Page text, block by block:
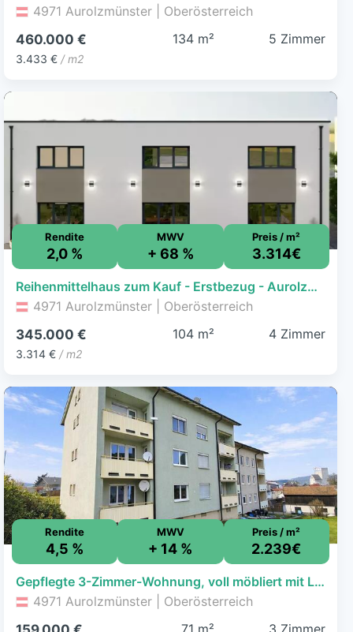
4971 Aurolzmünster | Oberösterreich
460.000 €
3.433 € / m2
134 m² 5 Zimmer
Rendite
2,0 %
MWV
+ 68 %
Preis / m²
3.314€
Reihenmittelhaus zum Kauf - Erstbezug - Aurolzmünster - 345.000 € - 4 Zimmer, 104,1 m², 106,3 m² Grundstück
4971 Aurolzmünster | Oberösterreich
345.000 €
3.314 € / m2
104 m² 4 Zimmer
Rendite
4,5 %
MWV
+ 14 %
Preis / m²
2.239€
Gepflegte 3-Zimmer-Wohnung, voll möbliert mit Loggia
4971 Aurolzmünster | Oberösterreich
71 m² 3 Zimmer